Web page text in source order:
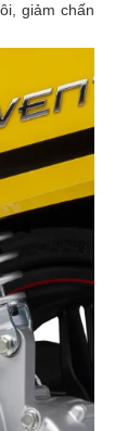
giảm chấn